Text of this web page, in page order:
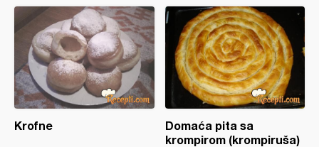
Krofne
Domaća pita sa
krompirom (krompiruša)